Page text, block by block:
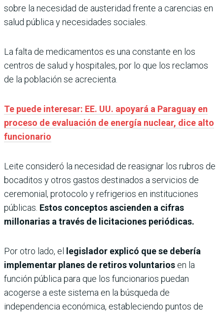
sobre la necesidad de austeridad frente a carencias en
salud pública y necesidades sociales.
La falta de medicamentos es una constante en los
centros de salud y hospitales, por lo que los reclamos
de la población se acrecienta.
Te puede interesar: EE. UU. apoyará a Paraguay en
proceso de evaluación de energía nuclear, dice alto
funcionario
Leite consideró la necesidad de reasignar los rubros de
bocaditos y otros gastos destinados a servicios de
ceremonial, protocolo y refrigerios en instituciones
públicas. Estos conceptos ascienden a cifras
millonarias a través de licitaciones periódicas.
Por otro lado, el legislador explicó que se debería
implementar planes de retiros voluntarios en la
función pública para que los funcionarios puedan
acogerse a este sistema en la búsqueda de
independencia económica, estableciendo puntos de